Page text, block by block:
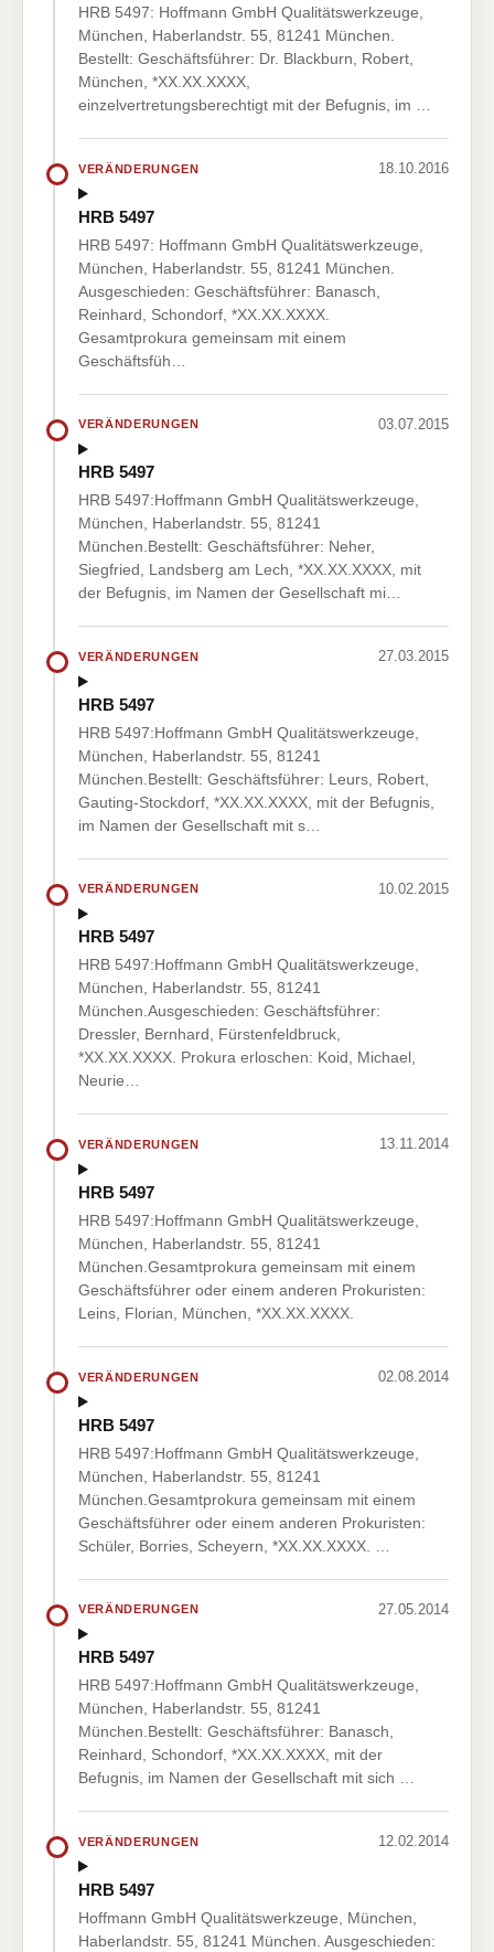
HRB 5497: Hoffmann GmbH Qualitätswerkzeuge,
München, Haberlandstr. 55, 81241 München.
Bestellt: Geschäftsführer: Dr. Blackburn, Robert,
München, *XX.XX.XXXX,
einzelvertretungsberechtigt mit der Befugnis, im …
VERÄNDERUNGEN 18.10.2016
HRB 5497
HRB 5497: Hoffmann GmbH Qualitätswerkzeuge,
München, Haberlandstr. 55, 81241 München.
Ausgeschieden: Geschäftsführer: Banasch,
Reinhard, Schondorf, *XX.XX.XXXX.
Gesamtprokura gemeinsam mit einem
Geschäftsfüh…
VERÄNDERUNGEN 03.07.2015
HRB 5497
HRB 5497:Hoffmann GmbH Qualitätswerkzeuge,
München, Haberlandstr. 55, 81241
München.Bestellt: Geschäftsführer: Neher,
Siegfried, Landsberg am Lech, *XX.XX.XXXX, mit
der Befugnis, im Namen der Gesellschaft mi…
VERÄNDERUNGEN 27.03.2015
HRB 5497
HRB 5497:Hoffmann GmbH Qualitätswerkzeuge,
München, Haberlandstr. 55, 81241
München.Bestellt: Geschäftsführer: Leurs, Robert,
Gauting-Stockdorf, *XX.XX.XXXX, mit der Befugnis,
im Namen der Gesellschaft mit s…
VERÄNDERUNGEN 10.02.2015
HRB 5497
HRB 5497:Hoffmann GmbH Qualitätswerkzeuge,
München, Haberlandstr. 55, 81241
München.Ausgeschieden: Geschäftsführer:
Dressler, Bernhard, Fürstenfeldbruck,
*XX.XX.XXXX. Prokura erloschen: Koid, Michael,
Neurie…
VERÄNDERUNGEN 13.11.2014
HRB 5497
HRB 5497:Hoffmann GmbH Qualitätswerkzeuge,
München, Haberlandstr. 55, 81241
München.Gesamtprokura gemeinsam mit einem
Geschäftsführer oder einem anderen Prokuristen:
Leins, Florian, München, *XX.XX.XXXX.
VERÄNDERUNGEN 02.08.2014
HRB 5497
HRB 5497:Hoffmann GmbH Qualitätswerkzeuge,
München, Haberlandstr. 55, 81241
München.Gesamtprokura gemeinsam mit einem
Geschäftsführer oder einem anderen Prokuristen:
Schüler, Borries, Scheyern, *XX.XX.XXXX. …
VERÄNDERUNGEN 27.05.2014
HRB 5497
HRB 5497:Hoffmann GmbH Qualitätswerkzeuge,
München, Haberlandstr. 55, 81241
München.Bestellt: Geschäftsführer: Banasch,
Reinhard, Schondorf, *XX.XX.XXXX, mit der
Befugnis, im Namen der Gesellschaft mit sich …
VERÄNDERUNGEN 12.02.2014
HRB 5497
Hoffmann GmbH Qualitätswerkzeuge, München,
Haberlandstr. 55, 81241 München. Ausgeschieden: